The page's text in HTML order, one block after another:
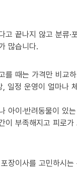
고 끝나지 않고 분류·
많습니다.
를 때는 가격만 비교
일정 운영이 얼마나
아이·반려동물이 있
이 부족해지고 피로
장이사를 고민하시